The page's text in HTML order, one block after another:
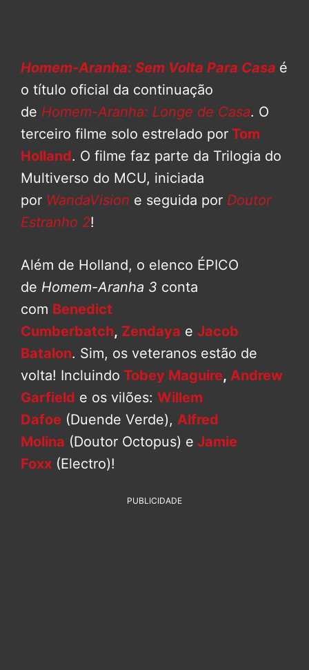
Homem-Aranha: Sem Volta Para Casa é
o título oficial da continuação
de Homem-Aranha: Longe de Casa. O
terceiro filme solo estrelado por Tom
Holland. O filme faz parte da Trilogia do
Multiverso do MCU, iniciada
por WandaVision e seguida por Doutor
Estranho 2!
Além de Holland, o elenco ÉPICO
de Homem-Aranha 3 conta
com Benedict
Cumberbatch, Zendaya e Jacob
Batalon. Sim, os veteranos estão de
volta! Incluindo Tobey Maguire, Andrew
Garfield e os vilões: Willem
Dafoe (Duende Verde), Alfred
Molina (Doutor Octopus) e Jamie
Foxx (Electro)!
PUBLICIDADE